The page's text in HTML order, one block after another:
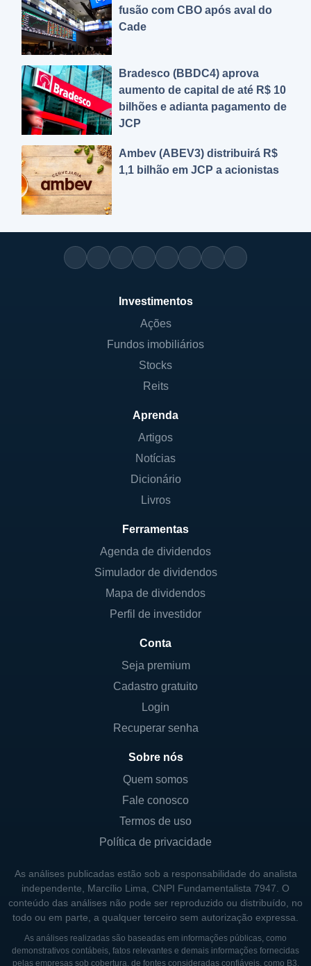
fusão com CBO após aval do
Cade
Bradesco (BBDC4) aprova
aumento de capital de até R$ 10
bilhões e adianta pagamento de
JCP
Ambev (ABEV3) distribuirá R$
1,1 bilhão em JCP a acionistas
Investimentos
Ações
Fundos imobiliários
Stocks
Reits
Aprenda
Artigos
Notícias
Dicionário
Livros
Ferramentas
Agenda de dividendos
Simulador de dividendos
Mapa de dividendos
Perfil de investidor
Conta
Seja premium
Cadastro gratuito
Login
Recuperar senha
Sobre nós
Quem somos
Fale conosco
Termos de uso
Política de privacidade
As análises publicadas estão sob a responsabilidade do analista
independente, Marcílio Lima, CNPI Fundamentalista 7947. O
conteúdo das análises não pode ser reproduzido ou distribuído, no
todo ou em parte, a qualquer terceiro sem autorização expressa.
As análises realizadas são baseadas em informações públicas, como
demonstrativos contábeis, fatos relevantes e demais informações fornecidas
pelas empresas sob cobertura, de fontes consideradas confiáveis, como B3,